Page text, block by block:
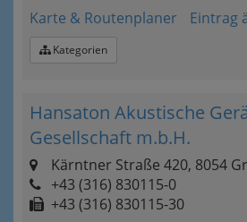
Karte & Routenplaner
Eintrag
Kategorien
Hansaton Akustische
Gesellschaft m.b.H.
Kärntner Straße 420, 8054
+43 (316) 830115-0
+43 (316) 830115-30